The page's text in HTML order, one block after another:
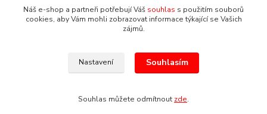
adamoliver@seznam.cz
Náš e-shop a partneři potřebují Váš souhlas s použitím souborů
cookies, aby Vám mohli zobrazovat informace týkající se Vašich
zájmů.
Nastavení Souhlasím
Souhlas můžete odmítnout zde.